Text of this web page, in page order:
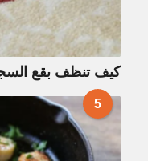
كيف تنظف بقع
5